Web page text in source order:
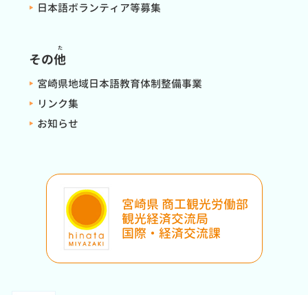
日本語ボランティア等募集
その他
た
宮崎県地域日本語教育体制整備事業
リンク集
お知らせ
宮崎県 商工観光労働部
観光経済交流局
国際・経済交流課